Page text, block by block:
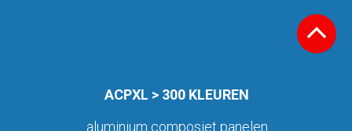
ACPXL > 300 KLEUREN
aluminium composiet panelen